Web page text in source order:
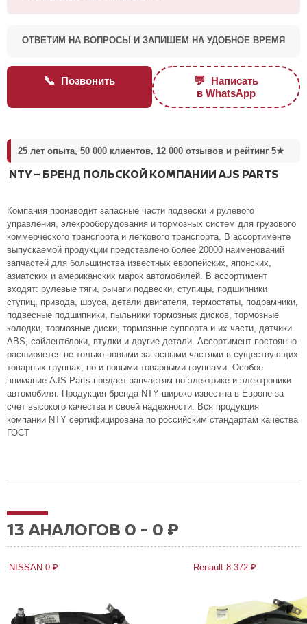
ОТВЕТИМ НА ВОПРОСЫ И ЗАПИШЕМ НА УДОБНОЕ ВРЕМЯ
📞 Позвонить 💬 Написать
в WhatsApp
25 лет опыта, 50 000 клиентов, 12 000 отзывов и рейтинг 5★
NTY – БРЕНД ПОЛЬСКОЙ КОМПАНИИ AJS PARTS
Компания производит запасные части подвески и рулевого
управления, элекрооборудования и тормозных систем для грузового
коммерческого транспорта и легкового транспорта. В ассортименте
выпускаемой продукции представлено более 20000 наименований
запчастей для большинства известных европейских, японских,
азиатских и американских марок автомобилей. В ассортимент
входят: рулевые тяги, рычаги подвески, ступицы, подшипники
ступиц, привода, шруса, детали двигателя, термостаты, подрамники,
подвесные подшипники, пыльники тормозных дисков, тормозные
колодки, тормозные диски, тормозные суппорта и их части, датчики
ABS, сайлентблоки, втулки и другие детали. Ассортимент постоянно
расширяется не только новыми запасными частями в существующих
товарных группах, но и новыми товарными группами. Особое
внимание AJS Parts предает запчастям по электрике и электроники
автомобиля. Продукция бренда NTY широко известна в Европе за
счет высокого качества и своей надежности. Вся продукция
компании NTY сертифицирована по российским стандартам качества
ГОСТ
13 АНАЛОГОВ 0 - 0 ₽
NISSAN 0 ₽ Renault 8 372 ₽